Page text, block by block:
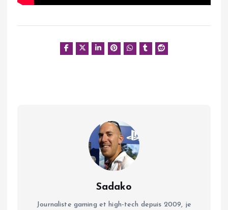
Sadako
Journaliste gaming et high-tech depuis 2009, je